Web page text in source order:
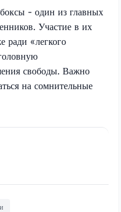
- один из главных
Участие в их
ради «легкого
свободы. Важно
на сомнительные